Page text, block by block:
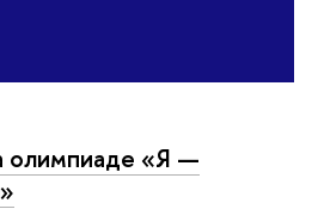
олимпиаде «Я —